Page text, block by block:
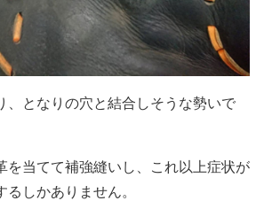
、となりの穴と結合しそうな勢いで
を当てて補強縫いし、これ以上症状が
しかありません。